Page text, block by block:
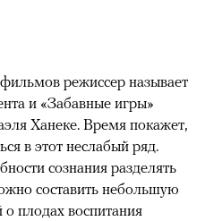
режиссер называет
и «Забавные игры»
Ханеке. Время покажет,
в этот неслабый ряд.
сознания разделять
составить небольшую
о плодах воспитания